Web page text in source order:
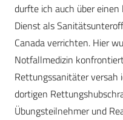
durfte ich auch über
Dienst als
Canada verrichten. Hier
Notfallmedizin
Rettungssanitäter versah
dortigen
Übungsteilnehmer und